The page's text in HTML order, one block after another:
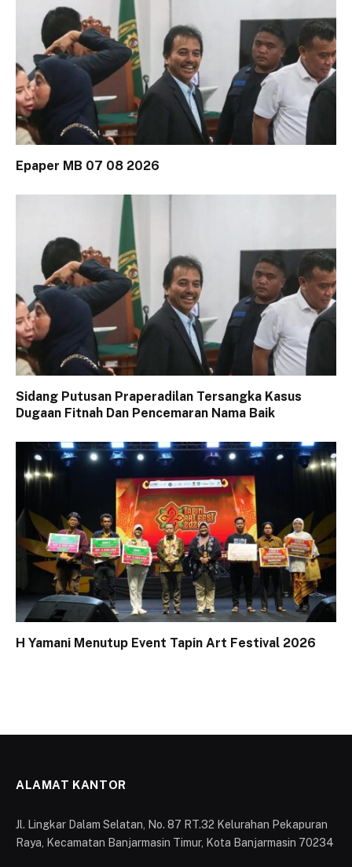
Epaper MB 07 08 2026
Sidang Putusan Praperadilan Tersangka Kasus
Dugaan Fitnah Dan Pencemaran Nama Baik
H Yamani Menutup Event Tapin Art Festival 2026
ALAMAT KANTOR
Jl. Lingkar Dalam Selatan, No. 87 RT.32 Kelurahan Pekapuran
Raya, Kecamatan Banjarmasin Timur, Kota Banjarmasin 70234